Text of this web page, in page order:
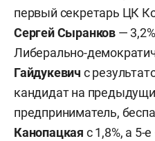
первый секретарь ЦК
Сергей Сыранков —
Либерально-
Гайдукевич с
кандидат на
предприниматель,
Канопацкая с 1,8%, а 5-